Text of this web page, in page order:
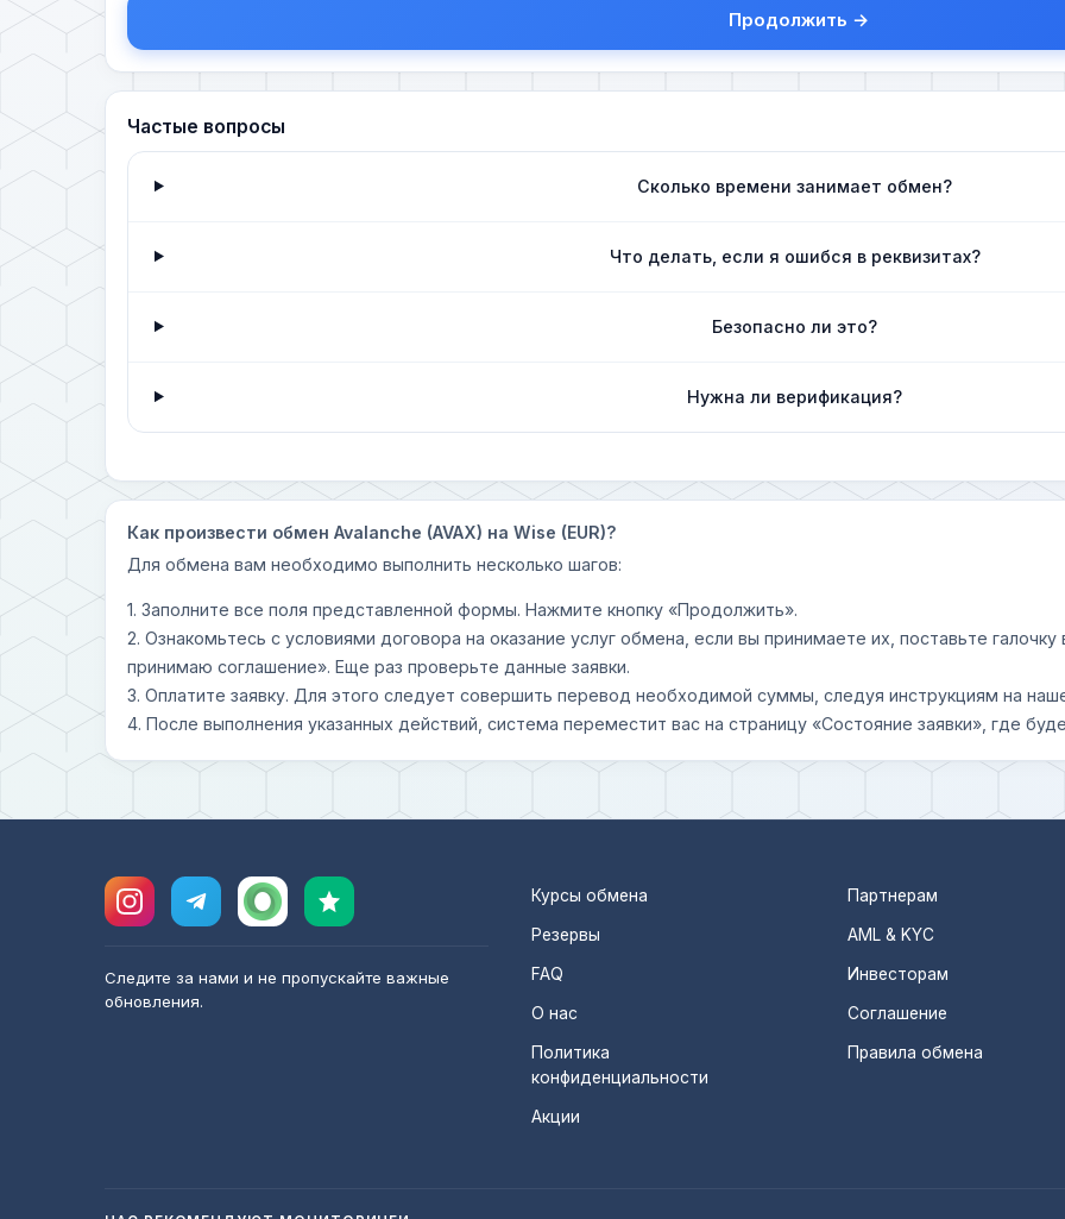
Продолжить →
Частые вопросы
Сколько времени занимает обмен?
Что делать, если я ошибся в реквизитах?
Безопасно ли это?
Нужна ли верификация?
Как произвести обмен Avalanche (AVAX) на Wise (EUR)?
Для обмена вам необходимо выполнить несколько шагов:
1. Заполните все поля представленной формы. Нажмите кнопку «Продолжить».
2. Ознакомьтесь с условиями договора на оказание услуг обмена, если вы принимаете их, поставьте
принимаю соглашение». Еще раз проверьте данные заявки.
3. Оплатите заявку. Для этого следует совершить перевод необходимой суммы, следуя инструкциям на
4. После выполнения указанных действий, система переместит вас на страницу «Состояние заявки», где
Следите за нами и не пропускайте важные
обновления.
Курсы обмена
Резервы
FAQ
О нас
Политика
конфиденциальности
Акции
Партнерам
AML & KYC
Инвесторам
Соглашение
Правила обмена